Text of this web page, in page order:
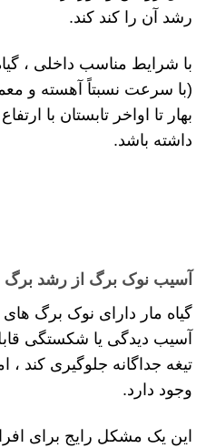
رشد آن را کند کند.
با شرایط مناسب داخلی ،
(با سرعت نسبتاً آهسته و
داشته باشد.
آسیب نوک برگ از رشد برگ
گیاه مار دارای نوک برگ
آسیب دیدگی یا شکستگی
تیغه جداگانه جلوگیری کند ،
وجود دارد.
این یک مشکل رایج برای